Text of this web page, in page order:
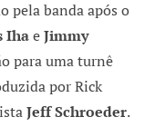
pela banda após o
IhaeJimmy
para uma turnê
por Rick
Jeff Schroeder.